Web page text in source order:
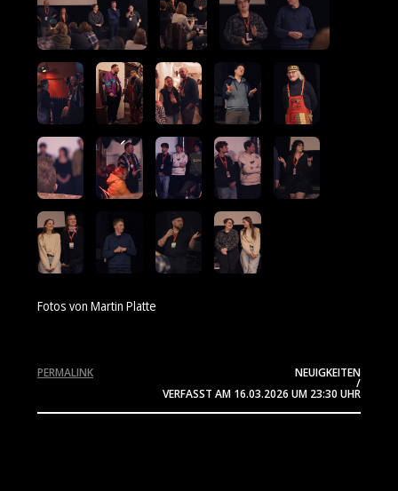
Fotos von Martin Platte
NEUIGKEITEN
/
VERFASST AM 16.03.2026 UM 23:30 UHR
PERMALINK